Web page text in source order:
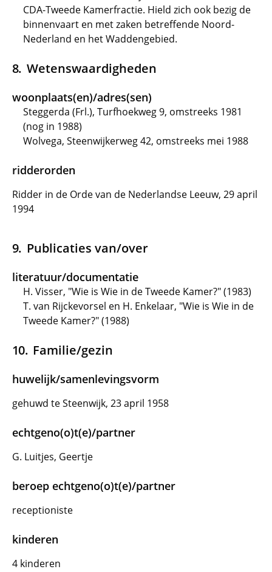
CDA-Tweede Kamerfractie. Hield zich ook bezig de
binnenvaart en met zaken betreffende Noord-
Nederland en het Waddengebied.
Wetenswaardigheden
woonplaats(en)/adres(sen)
Steggerda (Frl.), Turfhoekweg 9, omstreeks 1981
(nog in 1988)
Wolvega, Steenwijkerweg 42, omstreeks mei 1988
ridderorden
Ridder in de Orde van de Nederlandse Leeuw, 29 april
1994
Publicaties van/over
literatuur/documentatie
H. Visser, "Wie is Wie in de Tweede Kamer?" (1983)
T. van Rijckevorsel en H. Enkelaar, "Wie is Wie in de
Tweede Kamer?" (1988)
Familie/gezin
huwelijk/samenlevingsvorm
gehuwd te Steenwijk, 23 april 1958
echtgeno(o)t(e)/partner
G. Luitjes, Geertje
beroep echtgeno(o)t(e)/partner
receptioniste
kinderen
4 kinderen